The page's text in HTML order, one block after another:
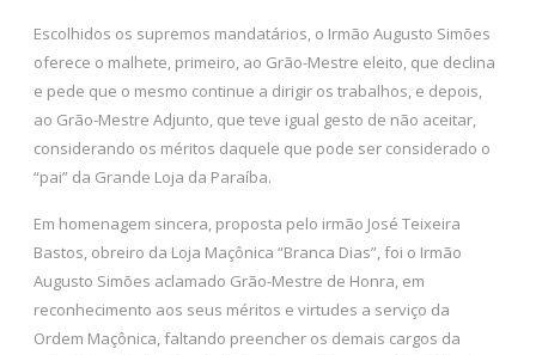
Escolhidos os supremos mandatários, o Irmão Augusto Simões
oferece o malhete, primeiro, ao Grão-Mestre eleito, que declina
e pede que o mesmo continue a dirigir os trabalhos, e depois,
ao Grão-Mestre Adjunto, que teve igual gesto de não aceitar,
considerando os méritos daquele que pode ser considerado o
“pai” da Grande Loja da Paraíba.
Em homenagem sincera, proposta pelo irmão José Teixeira
Bastos, obreiro da Loja Maçônica “Branca Dias”, foi o Irmão
Augusto Simões aclamado Grão-Mestre de Honra, em
reconhecimento aos seus méritos e virtudes a serviço da
Ordem Maçônica, faltando preencher os demais cargos da